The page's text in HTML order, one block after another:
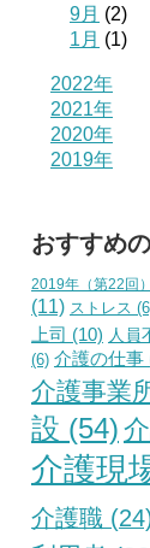
9月 (2)
1月 (1)
2022年
2021年
2020年
2019年
おすすめ
2019年（第22回）
(11) ストレス
上司 (10) 人員
(6) 介護の仕事
介護事業
設 (54)
介護現
介護職